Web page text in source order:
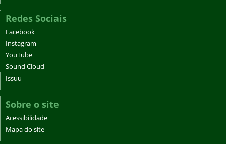
Redes Sociais
Facebook
Instagram
YouTube
Sound Cloud
Issuu
Sobre o site
Acessibilidade
Mapa do site